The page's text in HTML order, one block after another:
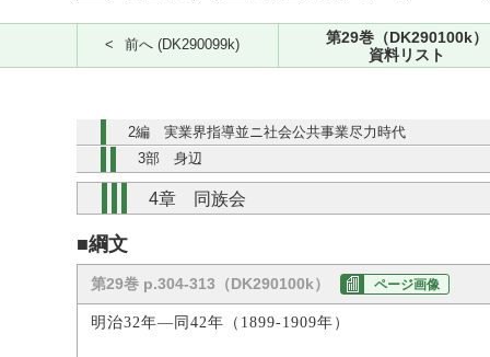
前へ (DK290099k)
第29巻（DK290100k）
資料リスト
2編 実業界指導並ニ社会公共事業尽力時代
3部 身辺
4章 同族会
■綱文
第29巻 p.304-313（DK290100k） ページ画像
明治32年―同42年（1899-1909年）